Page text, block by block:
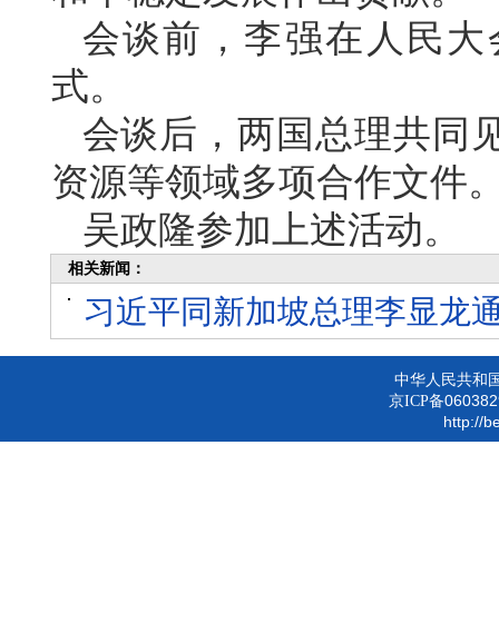
会谈前，李强在人民
式。
会谈后，两国总理共同
资源等领域多项合作文件
吴政隆参加上述活动。
相关新闻：
习近平同新加坡总理李显龙
中华人民共和
京ICP备
http://